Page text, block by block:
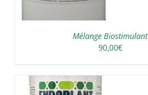
Mélange Biostimulant
90,00€